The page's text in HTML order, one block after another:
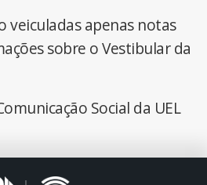
veiculadas apenas notas
sobre o Vestibular da
Social da UEL